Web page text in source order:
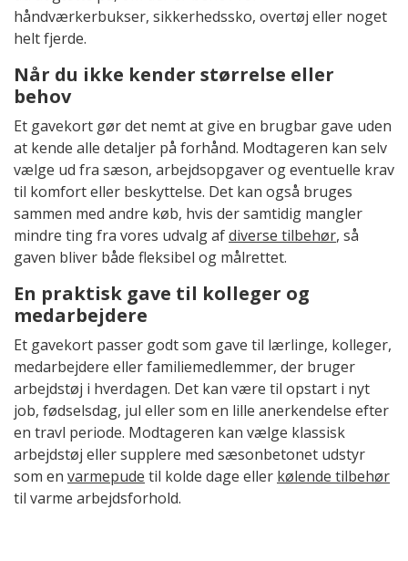
håndværkerbukser, sikkerhedssko, overtøj eller noget
helt fjerde.
Når du ikke kender størrelse eller
behov
Et gavekort gør det nemt at give en brugbar gave uden
at kende alle detaljer på forhånd. Modtageren kan selv
vælge ud fra sæson, arbejdsopgaver og eventuelle krav
til komfort eller beskyttelse. Det kan også bruges
sammen med andre køb, hvis der samtidig mangler
mindre ting fra vores udvalg afdiverse tilbehør, så
gaven bliver både fleksibel og målrettet.
En praktisk gave til kolleger og
medarbejdere
Et gavekort passer godt som gave til lærlinge, kolleger,
medarbejdere eller familiemedlemmer, der bruger
arbejdstøj i hverdagen. Det kan være til opstart i nyt
job, fødselsdag, jul eller som en lille anerkendelse efter
en travl periode. Modtageren kan vælge klassisk
arbejdstøj eller supplere med sæsonbetonet udstyr
som en varmepude til kolde dage eller kølende tilbehør
til varme arbejdsforhold.